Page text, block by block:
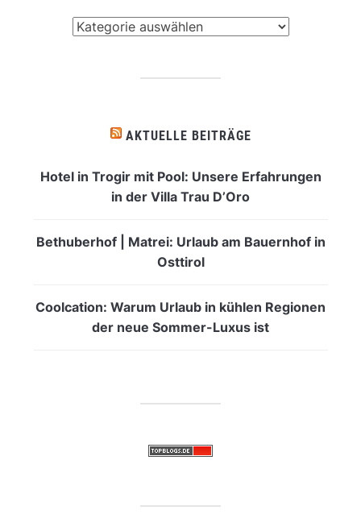
AKTUELLE BEITRÄGE
Hotel in Trogir mit Pool: Unsere Erfahrungen
in der Villa Trau D’Oro
Bethuberhof | Matrei: Urlaub am Bauernhof in
Osttirol
Coolcation: Warum Urlaub in kühlen Regionen
der neue Sommer-Luxus ist